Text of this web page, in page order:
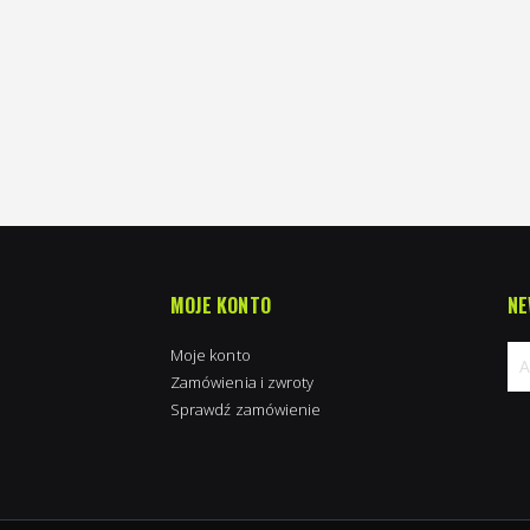
MOJE KONTO
Moje konto
Zamówienia i zwroty
Sprawdź zamówienie